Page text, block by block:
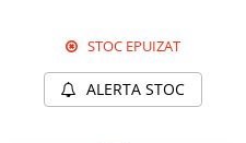
STOC EPUIZAT
ALERTA STOC